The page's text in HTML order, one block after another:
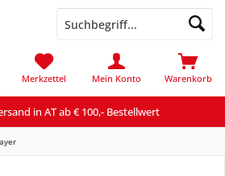
in AT ab € 100,- Bestellwert
Warenkorb
Merkzettel Mein Konto